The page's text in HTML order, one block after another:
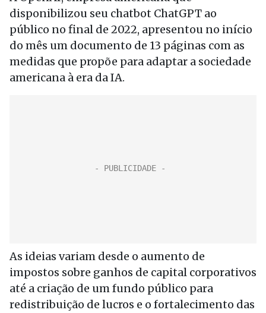
disponibilizou seu chatbot ChatGPT ao
público no final de 2022, apresentou no início
do mês um documento de 13 páginas com as
medidas que propõe para adaptar a sociedade
americana à era da IA.
As ideias variam desde o aumento de
impostos sobre ganhos de capital corporativos
até a criação de um fundo público para
redistribuição de lucros e o fortalecimento das